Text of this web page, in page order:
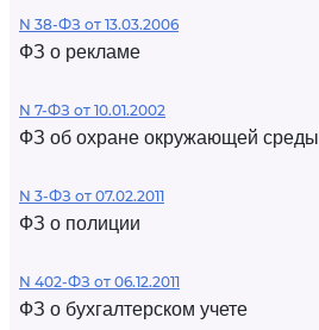
N 38-ФЗ от 13.03.2006
ФЗ о рекламе
N 7-ФЗ от 10.01.2002
ФЗ об охране окружающей среды
N 3-ФЗ от 07.02.2011
ФЗ о полиции
N 402-ФЗ от 06.12.2011
ФЗ о бухгалтерском учете